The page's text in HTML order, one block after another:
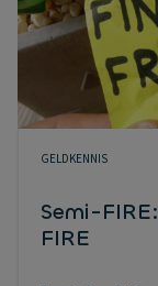
GELDKENNIS
Semi-
FIRE